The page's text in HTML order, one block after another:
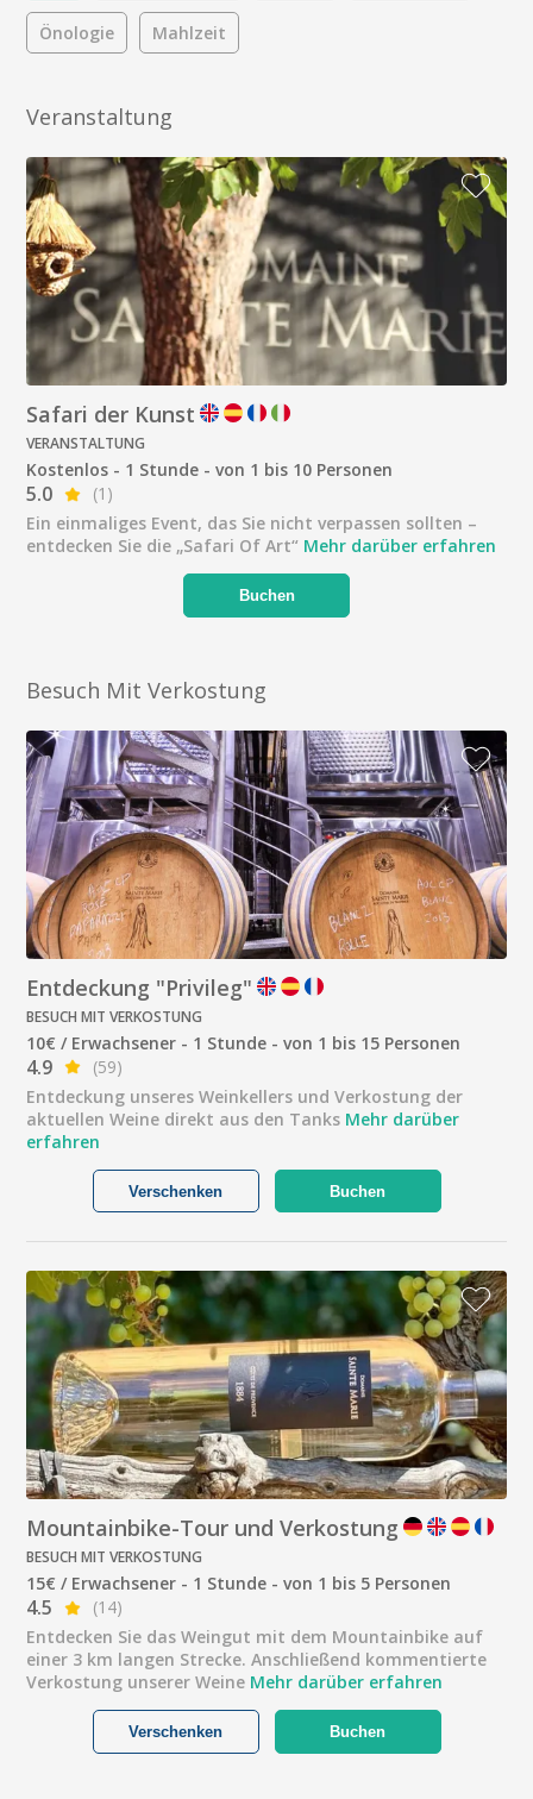
Önologie Mahlzeit
Veranstaltung
Safari der Kunst
VERANSTALTUNG
Kostenlos - 1 Stunde - von 1 bis 10 Personen
5.0
(1)
Ein einmaliges Event, das Sie nicht verpassen sollten –
entdecken Sie die „Safari Of Art“ Mehr darüber erfahren
Buchen
Besuch Mit Verkostung
Entdeckung "Privileg"
BESUCH MIT VERKOSTUNG
10€ / Erwachsener - 1 Stunde - von 1 bis 15 Personen
4.9
(59)
Entdeckung unseres Weinkellers und Verkostung der
aktuellen Weine direkt aus den Tanks Mehr darüber
erfahren
Buchen
Verschenken
Mountainbike-Tour und Verkostung
BESUCH MIT VERKOSTUNG
15€ / Erwachsener - 1 Stunde - von 1 bis 5 Personen
4.5
(14)
Entdecken Sie das Weingut mit dem Mountainbike auf
einer 3 km langen Strecke. Anschließend kommentierte
Verkostung unserer Weine Mehr darüber erfahren
Buchen
Verschenken